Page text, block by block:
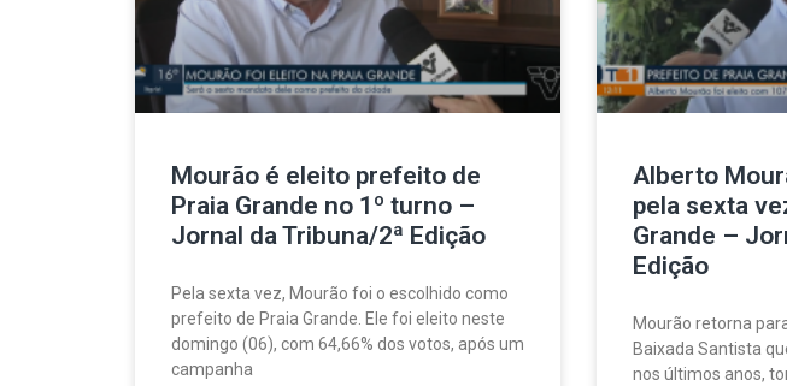
Mourão é eleito prefeito de
Praia Grande no 1º turno –
Jornal da Tribuna/2ª Edição
Pela sexta vez, Mourão foi o escolhido como
prefeito de Praia Grande. Ele foi eleito neste
domingo (06), com 64,66% dos votos, após um
campanha
Alberto
pela sexta
Grande –
Edição
Mourão retorna
Baixada Santista
nos últimos anos,